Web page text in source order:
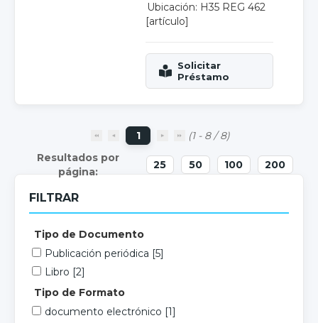
Ubicación: H35 REG 462
[artículo]
1 (1 - 8 / 8)
25 50 100 200
FILTRAR
Tipo de Documento
Publicación periódica [5]
Libro [2]
Tipo de Formato
documento electrónico [1]